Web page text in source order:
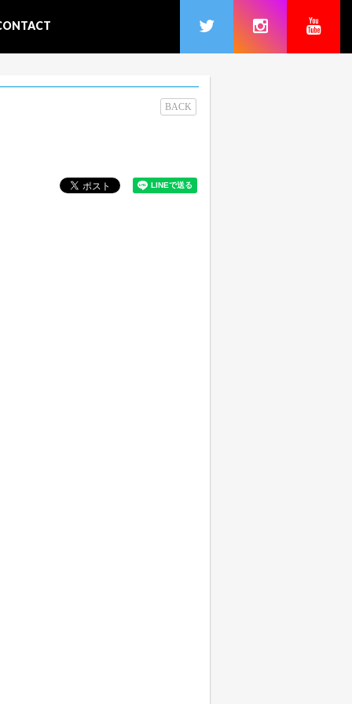
BACK